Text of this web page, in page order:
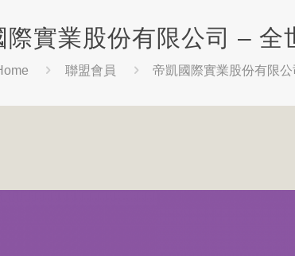
際實業股份有限公司 – 全
聯盟會員 帝凱國際實業股份有限